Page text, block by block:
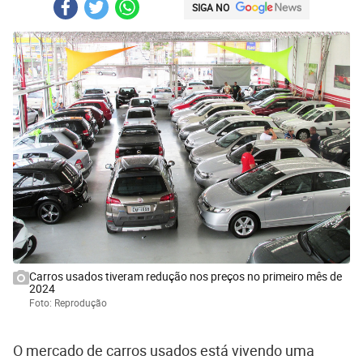
SIGA NO
Carros usados tiveram redução nos preços no primeiro mês de
2024
Foto: Reprodução
O mercado de carros usados está vivendo uma